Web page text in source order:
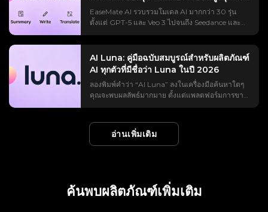
เหนือเมือง เหนือทวีป และสุดท้ายก็ซูมออกไปจนถึง
ส่วนโค้งทั้งหมดของโลกตัดกับอวกาศสีดำ เหตุผลที่
ของ Higgsfield จำลองเส้นทางการเคลื่อนที่ของกล้อง
ตามหลักฟิสิกส์หนึ่งเส้นทางด้วยภูมิประเทศสไตล์
ดาวเทียม ทำให้การเปลี่ยนแปลงขนาดดูเป็น
ธรรมชาติ ไม่ใช่การตัดต่อ เหตุผลที่มันกำลังเป็นไวรัล
บน TikTok, Reels และ Shorts เอฟเฟ็กต์นี้ได้ผล
เพราะมันเป็นการเปิดเผยที่ดึงดูดความสนใจจนหยุดดู
ธรรมดาให้กลายเป็นภาพระดับดาวเคราะห์ ซึ่งเป็นสิ่ง
ที่อัลกอริทึมของฟีดให้รางวัลอย่างแท้จริง ผู้สร้างมัก
เดียว ซึ่งเป็นสัญญาณที่ดีว่าความต้องการ (และ
ปริมาณการค้นหา) นั้นมีอยู่จริง โปรแกรม Higgsfield
สิ่งที่ไม่ใช่) AI ที่ใช้งานได้จริง คือเอเจนต์ AI ทั่วไป:
ซอฟต์แวร์ที่วางแผนและดำเนินการงานดิจิทัล
สมบูรณ์แล้วให้คุณ AI ที่ใช้งานได้จริงในประโยค
เดียว (เอเจนต์ vs แชทบอท) แชทบอทจะตอบกลับ
การกระทำที่สามารถดำเนินการได้ ฟังก์ชันนี้ใช้งาน
ได้กับแอปพลิเคชันที่เชื่อมต่อและคอมพิวเตอร์เสมือน
ประเด็นสำคัญทั้งหมด และเป็นมุมมองหลักสำหรับทุก
สิ่งที่จะกล่าวถึงต่อไป Runable เทียบกับ Run:ai
เทียบกับ LangChain ชื่อ “Runnable” กับ
และเป็นตัวแทนในรีวิวนี้ Run:ai เป็นแพลตฟอร์ม
Flashloop คืออะไร และทำงานอย่างไร? Flashloop
เป็นแอปพลิเคชันสร้างวิดีโอด้วย AI สำหรับมือถือ ที่
แปลงข้อความหรือภาพนิ่งให้เป็นคลิปสั้น ๆ โดยใช้
นอกจากนี้ยังสร้างภาพด้วย AI อีกด้วย แนวคิดนั้น
เรียบง่าย: วิดีโอคุณภาพระดับสตูดิโอบนโทรศัพท์ของ
คุณ ไม่จำเป็นต้องมีทักษะการตัดต่อ และมีนางแบบ
ชั้นนำมากมายรวมอยู่ในแพ็กเกจเดียว แทนที่จะต้อง
ล็อกอินแยกกันถึงห้าบัญชี ในทางปฏิบัติ คุณเพียงแค่
รูปภาพเป็นกรอบเริ่มต้น) แล้วปล่อยให้โปรแกรมสร้าง
ภาพขึ้นมา แอปสำเร็จรูปช่วยจัดการเอฟเฟ็กต์ไวรัล
ได้ด้วยการแตะเพียงครั้งเดียว ซึ่งเป็นวิธีที่คนส่วน
Technologies (15557640 Canada Inc.) ซึ่งตั้งอยู่ใน
เมืองมอนทรีออล และเวอร์ชันแรกจะวางจำหน่ายใน
แพลตฟอร์มนี้สร้างขึ้นเพื่อการสร้างวิดีโอด้วย AI ที่
ควบคุมได้ ช่วยให้ผู้ใช้สามารถเปลี่ยนรูปถ่ายเป็น
วิดีโอเต้นรำ วิดีโอลิปซิงค์ วิดีโอสไตล์มีม และวิดีโอ
การแสดงต่างๆ ได้ แต่ถ้าโจทย์ของคุณคลุมเครือเกิน
ไป ผลลัพธ์ที่ได้อาจดูไม่ชัด แข็งทื่อ หรือตกยุคไปเลย
คู่มือนี้จะช่วยคุณค้นหาพรอมต์ AI ของ Viggle ที่ใช้
งานได้จริงตามหมวดหมู่ เพื่อให้คุณสามารถคัดลอก
วาง ปรับแต่ง และสร้างสรรค์ผลงานได้เร็วขึ้นสำหรับ
TikTok, Instagram Reels, YouTube Shorts, มีม,
วิดีโอตัดต่อโดยแฟนคลับ, มิวสิกวิดีโอ และแอนิเมชั่น
ตัวละคร ข้อความแจ้งเตือน AI ของ Viggle อยู่
ที่ไหน? คุณสามารถค้นหาคลิปวิดีโอแนะนำการใช้
งาน AI ที่พร้อมใช้งานได้สองแห่งหลักๆ บนเว็บไซต์
อย่างเป็นทางการของ Viggle AI คำแนะนำเหล่านี้มา
แรก: บนหน้าแรก หลังจากเข้าสู่เว็บไซต์อย่างเป็น
ทางการของ Viggle AI แล้ว ให้เลื่อนลงมาจนกว่าจะ
2026
EaseMate AI รวบรวมโมเดล AI มากกว่า 30 รุ่น
ตั้งแต่ GPT-5 และ Veo 3 ไปจนถึง Seedance และ
คุณรู้ว่าวิดีโอ Veo 3 หนึ่งคลิปใช้เครดิตถึง 140
เครดิต ในขณะที่ผู้สมัครใหม่จะได้รับเพียง 30 เครดิต
เท่านั้น แพลตฟอร์ม AI เกือบทุกแพลตฟอร์มโฆษณา
ตัวเองว่าเป็น "ฟรี" แต่กลับให้ผลลัพธ์เพียงเล็กน้อย
ก่อนที่จะแสดงหน้าจอให้ชำระเงิน EaseMate ใช้
กลยุทธ์ที่คล้ายคลึงกัน แต่กลไกการสะสมเครดิตของ
มันนั้นใจกว้างกว่าแอปส่วนใหญ่ หากคุณเรียนรู้ระบบ
ฟรีสำหรับ EaseMate AI ต้นทุนที่แท้จริงของแต่ละ
ไม่ต้องเสียเงินสักบาท EaseMate AI คืออะไร?
EaseMate AI ทำหน้าที่เป็นศูนย์กลางแบบครบวงจร
AI Luna: คู่มือฉบับสมบูรณ์สำหรับผลิตภัณฑ์
AI ทุกตัวที่มีชื่อว่า Luna ในปี 2026
ลองพิมพ์คำว่า “AI Luna” ลงในเครื่องมือค้นหาใดๆ
คุณจะพบผลลัพธ์มากมาย ตั้งแต่แพลตฟอร์มการขาย
ราคา 41,000 ดอลลาร์ ทั้งหมดนี้อยู่ในหน้าเดียวกัน
มีผลิตภัณฑ์ที่ไม่เกี่ยวข้องกันมากกว่า 15 รายการที่ใช้
ชื่อ "Luna" ในระบบ AI ทำให้เกิดความสับสนใน
ทำแผนผังผลิตภัณฑ์หลักทั้งหมดของ AI Luna ในปี
2026 โดยแบ่งตามหมวดหมู่ เพื่อให้คุณสามารถ
อ่านเพิ่มเติม
ค้นพบผลิตภัณฑ์เพิ่มเติม